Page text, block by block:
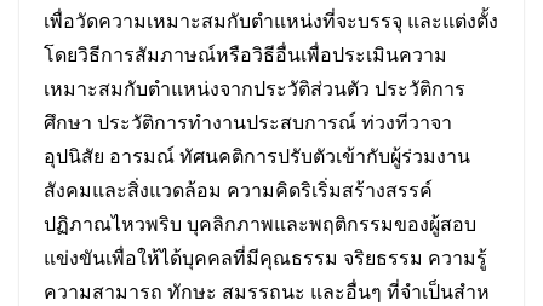
เพื่อวัดความเหมาะสมกับตําแหน่งที่จะบรรจุ และแต่งตั้ง
โดยวิธีการสัมภาษณ์หรือวิธีอื่นเพื่อประเมินความ
เหมาะสมกับตําแหน่งจากประวัติส่วนตัว ประวัติการ
ศึกษา ประวัติการทํางานประสบการณ์ ท่วงทีวาจา
อุปนิสัย อารมณ์ ทัศนคติการปรับตัวเข้ากับผู้ร่วมงาน
สังคมและสิ่งแวดล้อม ความคิดริเริ่มสร้างสรรค์
ปฏิภาณไหวพริบ บุคลิกภาพและพฤติกรรมของผู้สอบ
แข่งขันเพื่อให้ได้บุคคลที่มีคุณธรรม จริยธรรม ความรู้
ความสามารถ ทักษะ สมรรถนะ และอื่นๆ ที่จําเป็นสําห